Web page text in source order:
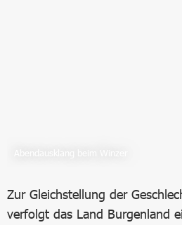
Zur Gleichstellung der
verfolgt das Land Burgenland